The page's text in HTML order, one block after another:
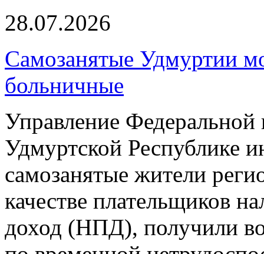
28.07.2026
Самозанятые Удмуртии
больничные
Управление
Удмуртской Республике
самозанятые жители
качестве плательщиков
доход (НПД), получили